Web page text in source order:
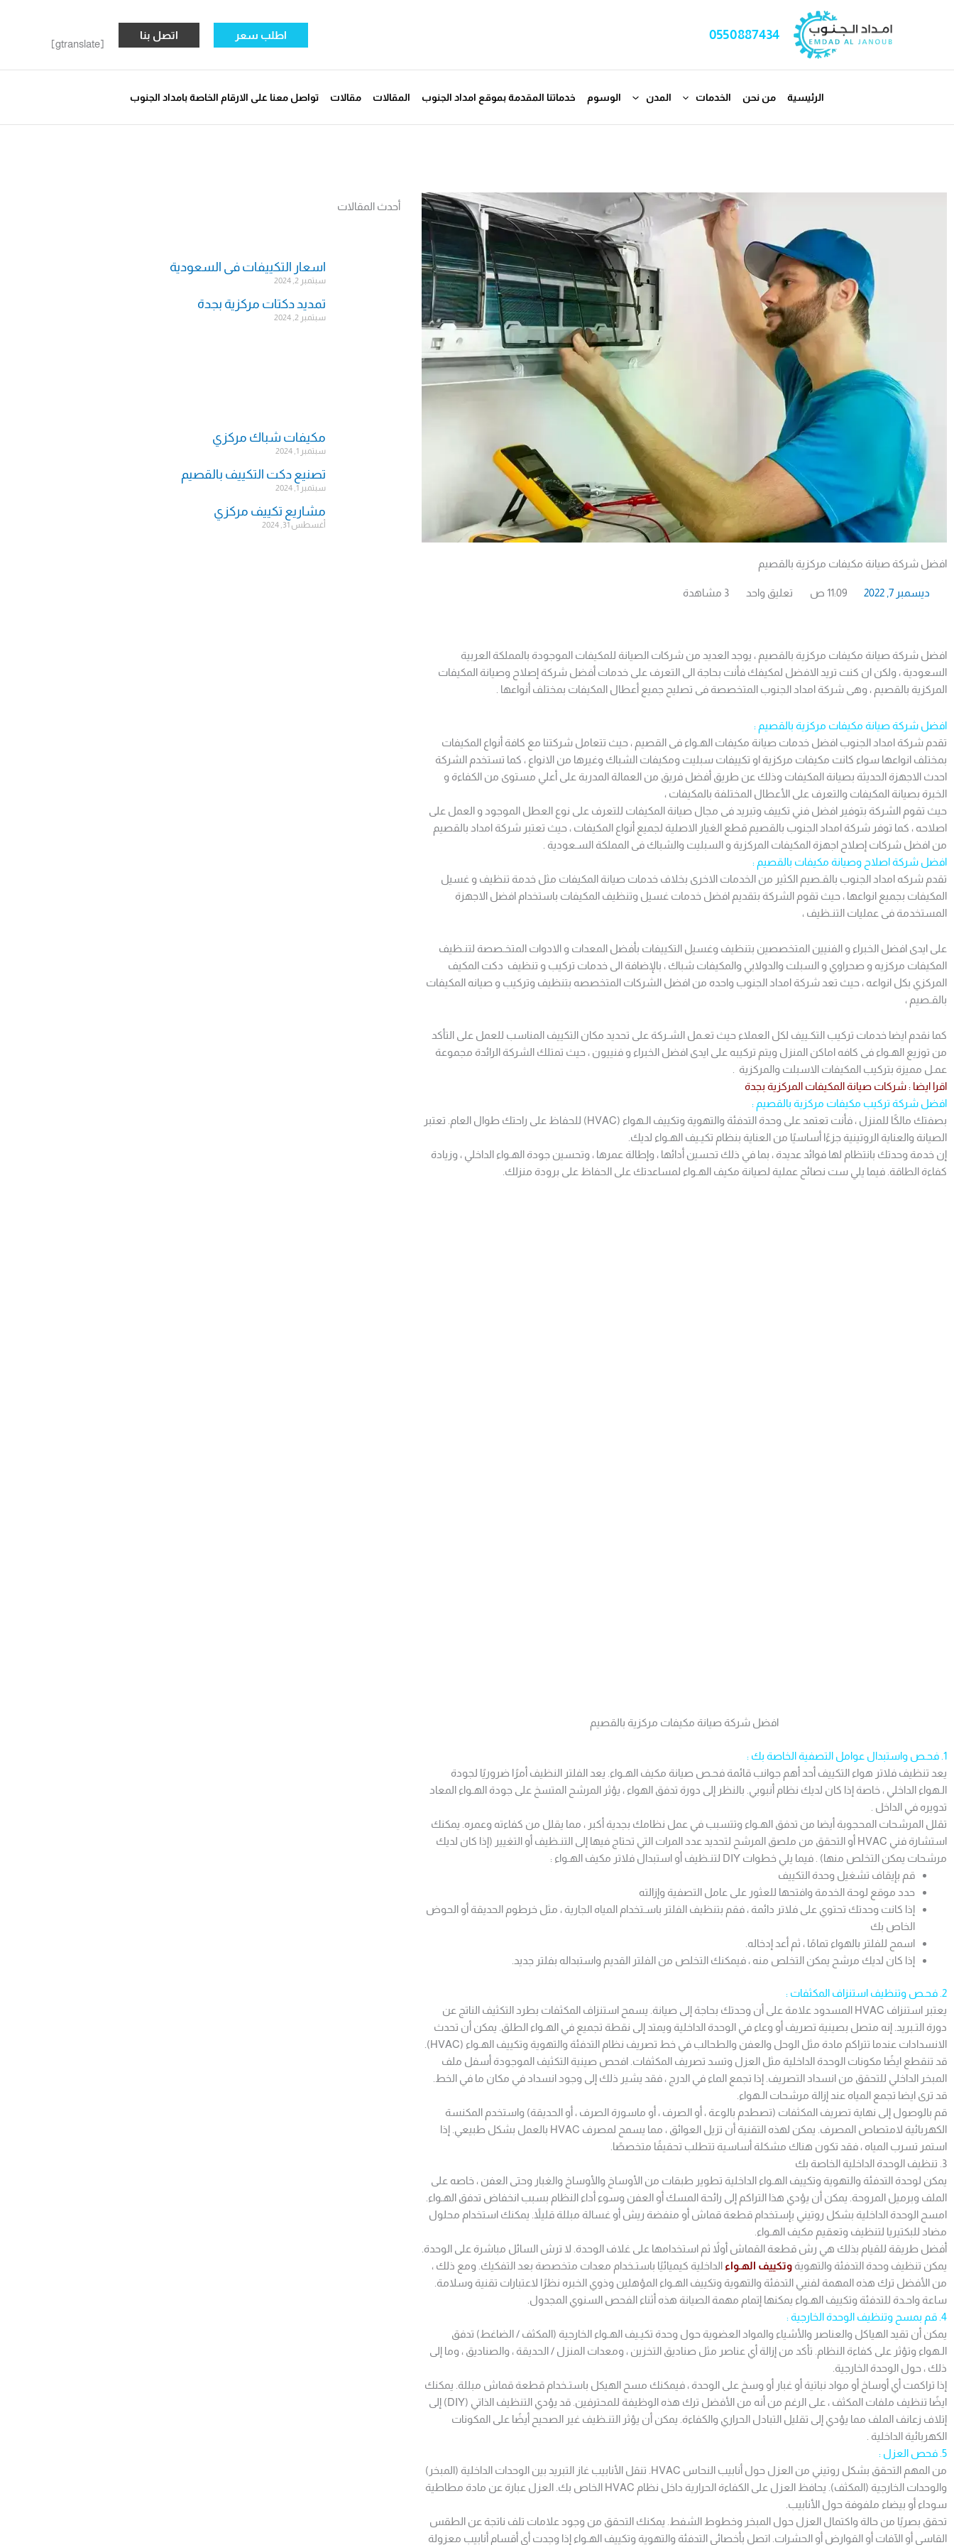
0550887434 اطلب سعر اتصل بنا
[gtranslate]
الرئيسية من نحن الخدمات المدن الوسوم خدماتنا المقدمة بموقع امداد الجنوب المقالات مقالات تواصل معنا على الارقام الخاصة بامداد الجنوب
افضل شركة صيانة مكيفات مركزية بالقصيم
ديسمبر 7, 2022 11:09 ص تعليق واحد 3 مشاهدة
افضل شركة صيانة مكيفات مركزية بالقصيم ، يوجد العديد من شركات الصيانة للمكيفات الموجودة بالمملكة العربية
السعودية ، ولكن ان كنت تريد الافضل لمكيفك فأنت بحاجة الى التعرف على خدمات أفضل شركة إصلاح وصيانة المكيفات
المركزية بالقصيم ، وهى شركة امداد الجنوب المتخصصة فى تصليح جميع أعطال المكيفات بمختلف أنواعها .
افضل شركة صيانة مكيفات مركزية بالقصيم :
تقدم شركة امداد الجنوب افضل خدمات صيانة مكيفات الهـواء فى القصيم ، حيث تتعامل شركتنا مع كافة أنواع المكيفات
بمختلف انواعها سواء كانت مكيفات مركزية او تكييفات سبليت ومكيفات الشباك وغيرها من الانواع ، كما تستخدم الشركة
احدث الاجهزة الحديثة بصيانة المكيفات وذلك عن طريق أفضل فريق من العمالة المدربة على أعلي مستوى من الكفاءة و
الخبرة بصيانة المكيفات والتعرف على الأعطال المختلفة بالمكيفات ،
حيث تقوم الشركة بتوفير افضل فني تكييف وتبريد فى مجال صيانة المكيفات للتعرف على نوع العطل الموجود و العمل على
اصلاحه ، كما توفر شركة امداد الجنوب بالقصيم قطع الغيار الاصلية لجميع أنواع المكيفات ، حيث تعتبر شركة امداد بالقصيم
من افضل شركات إصلاح اجهزة المكيفات المركزية و السبليت والشباك فى المملكة السـعودية .
افضل شركة اصلاح وصيانة مكيفات بالقصيم :
تقدم شركه امداد الجنوب بالقـصيم الكثير من الخدمات الاخرى بخلاف خدمات صيانة المكيفات مثل خدمة تنظيف و غسيل
المكيفات بجميع انواعها ، حيث تقوم الشركة بتقديم افضل خدمات غسيل وتنظيف المكيفات باستخدام افضل الاجهزة
المستخدمة فى عمليات التنـظيف ،
على ايدى افضل الخبراء و الفنيين المتخصصين بتنظيف وغسيل التكييفات بأفضل المعدات و الادوات المتخـصصة لتنـظيف
المكيفات مركزيه و صحراوي و السبلت والدولابي والمكيفات شباك ، بالإضافة الى خدمات تركيب و تنظيف دكت المكيف
المركزي بكل انواعه ، حيث تعد شركة امداد الجنوب واحده من افضل الشركات المتخصصه بتنظيف وتركيب و صيانه المكيفات
بالقـصيم ،
كما نقدم ايضا خدمات تركيب التكـييف لكل العملاء حيث تعـمل الشـركة على تحديد مكان التكييف المناسب للعمل على التأكد
من توزيع الهـواء فى كافه اماكن المنزل ويتم تركيبه على ايدى افضل الخبراء و فنييون ، حيث تمتلك الشركة الرائدة مجموعة
عمـل مميزة بتركيب المكيفات الاسبلت والمركزية .
اقرا ايضا :شركات صيانة المكيفات المركزية بجدة
افضل شركة تركيب مكيفات مركزية بالقصيم :
بصفتك مالكًا للمنزل ، فأنت تعتمد على وحدة التدفئة والتهوية وتكييف الـهواء (HVAC) للحفاظ على راحتك طوال العام. تعتبر
الصيانة والعناية الروتينية جزءًا أساسيًا من العناية بنظام تكيـيف الهـواء لديك.
إن خدمة وحدتك بانتظام لها فوائد عديدة ، بما في ذلك تحسين أدائها ، وإطالة عمرها ، وتحسين جودة الهـواء الداخلي ، وزيادة
كفاءة الطاقة. فيما يلي ست نصائح عملية لصيانة مكيف الهـواء لمساعدتك على الحفاظ على برودة منزلك.
افضل شركة صيانة مكيفات مركزية بالقصيم
1. فحـص واستبدال عوامل التصفية الخاصة بك :
يعد تنظيف فلاتر هواء التكييف أحد أهم جوانب قائمة فحـص صيانة مكيف الهـواء. يعد الفلتر النظيف أمرًا ضروريًا لجودة
الـهواء الداخلي ، خاصة إذا كان لديك نظام أنبوبي. بالنظر إلى دورة تدفق الهواء ، يؤثر المرشح المتسخ على جودة الهـواء المعاد
تدويره في الداخل .
تقلل المرشحات المحجوبة أيضا من تدفق الهـواء وتتسبب في عمل نظامك بجدية أكبر ، مما يقلل من كفاءته وعمره. يمكنك
استشارة فني HVAC أو التحقق من ملصق المرشح لتحديد عدد المرات التي تحتاج فيها إلى التنـظيف أو التغيير (إذا كان لديك
مرشحات يمكن التخلص منها) . فيما يلي خطوات DIY لتنـظيف أو استبدال فلاتر مكيف الهـواء :
قم بإيقاف تشغيل وحدة التكييف
حدد موقع لوحة الخدمة وافتحها للعثور على عامل التصفية وإزالته
إذا كانت وحدتك تحتوي على فلاتر دائمة ، فقم بتنظيف الفلتر باسـتخدام المياه الجارية ، مثل خرطوم الحديقة أو الحوض
الخاص بك
اسمح للفلتر بالهواء تمامًا ، ثم أعد إدخاله.
إذا كان لديك مرشح يمكن التخلص منه ، فيمكنك التخلص من الفلتر القديم واستبداله بفلتر جديد.
2. فحـص وتنظيف استنزاف المكثفات :
يعتبر استنزاف HVAC المسدود علامة على أن وحدتك بحاجة إلى صيانة. يسمح استنزاف المكثفات بطرد التكثيف الناتج عن
دورة التـبريد. إنه متصل بصينية تصريف أو وعاء في الوحدة الداخلية ويمتد إلى نقطة تجميع في الهـواء الطلق. يمكن أن تحدث
الانسدادات عندما تتراكم مادة مثل الوحل والعفن والطحالب في خط تصريف نظام التدفئة والتهوية وتكييف الهـواء (HVAC).
قد تنقطع ايضًا مكونات الوحدة الداخلية مثل العزل وتسد تصريف المكثفات. افحص صينية التكثيف الموجودة أسفل ملف
المبخر الداخلي للتحقق من انسداد التصريف. إذا تجمع الماء في الدرج ، فقد يشير ذلك إلى وجود انسداد في مكان ما في الخط.
قد ترى ايضا تجمع المياه عند إزالة مرشحات الـهواء.
قم بالوصول إلى نهاية تصريف المكثفات (تصطدم بالوعة ، أو الصرف ، أو ماسورة الصرف ، أو الحديقة) واستخدم المكنسة
الكهربائية لامتصاص المصرف. يمكن لهذه التقنية أن تزيل العوائق ، مما يسمح لمصرف HVAC بالعمل بشكل طبيعي. إذا
استمر تسرب المياه ، فقد تكون هناك مشكلة أساسية تتطلب تحقيقًا متخصصًا.
3. تنظيف الوحدة الداخلية الخاصة بك
يمكن لوحدة التدفئة والتهوية وتكييف الهـواء الداخلية تطوير طبقات من الأوساخ والأوساخ والغبار وحتى العفن ، خاصه على
الملف وبرميل المروحة. يمكن أن يؤدي هذا التراكم إلى رائحة المسك أو العفن وسوء أداء النظام بسبب انخفاض تدفق الهـواء.
امسح الوحدة الداخلية بشكل روتيني بإستخدام قطعة قماش أو منفضة ريش أو غسالة مبللة قليلاً. يمكنك استخدام محلول
مضاد للبكتيريا لتنظيف وتعقيم مكيف الهـواء.
أفضل طريقة للقيام بذلك هي رش قطعة القماش أولاً ثم استخدامها على غلاف الوحدة. لا ترش السائل مباشرة على الوحدة.
يمكن تنظيف وحدة التدفئة والتهوية وتكييف الهـواء الداخلية كيميائيًا باستـخدام معدات متخصصة بعد التفكيك. ومع ذلك ،
من الأفضل ترك هذه المهمة لفنيي التدفئة والتهوية وتكييف الهـواء المؤهلين وذوي الخبره نظرًا لاعتبارات تقنية وسلامة.
ساعة واحـدة للتدفئة وتكييف الهـواء يمكنها إتمام مهمة الصيانة هذه أثناء الفحص السنوي المجدول.
4. قم بمسح وتنظيف الوحدة الخارجية :
يمكن أن تقيد الهياكل والعناصر والأشياء والمواد العضوية حول وحدة تكيـيف الهـواء الخارجية (المكثف / الضاغط) تدفق
الـهواء وتؤثر على كفاءة النظام. تأكد من إزالة أي عناصر مثل صناديق التخزين ، ومعدات المنزل / الحديقة ، والصناديق ، وما إلى
ذلك ، حول الوحدة الخارجية.
إذا تراكمت أي أوساخ أو مواد نباتية أو غبار أو وسخ على الوحدة ، فيمكنك مسح الهيكل باستـخدام قطعة قماش مبللة. يمكنك
ايضًا تنظيف ملفات المكثف ، على الرغم من أنه من الأفضل ترك هذه الوظيفة للمحترفين. قد يؤدي التنظيف الذاتي (DIY) إلى
إتلاف زعانف الملف مما يؤدي إلى تقليل التبادل الحراري والكفاءة. يمكن أن يؤثر التنـظيف غير الصحيح أيضًا على المكونات
الكهربائية الداخلية .
5. فحص العزل :
من المهم التحقق بشكل روتيني من العزل حول أنابيب النحاس HVAC. تنقل الأنابيب غاز التبريد بين الوحدات الداخلية (المبخر)
والوحدات الخارجية (المكثف). يحافظ العزل على الكفاءة الحرارية داخل نظام HVAC الخاص بك. العزل عبارة عن مادة مطاطية
سوداء أو بيضاء ملفوفة حول الأنابيب.
تحقق بصريًا من حالة واكتمال العزل حول المبخر وخطوط الشفط. يمكنك التحقق من وجود علامات تلف ناتجة عن الطقس
القاسي أو الآفات أو القوارض أو الحشرات. اتصل بأخصائي التدفئة والتهوية وتكييف الهـواء إذا وجدت أي أقسام أنابيب معزولة
أحدث المقالات
اسعار التكييفات فى السعودية
سبتمبر 2, 2024
تمديد دكتات مركزية بجدة
سبتمبر 2, 2024
مكيفات شباك مركزي
سبتمبر 1, 2024
تصنيع دكت التكييف بالقصيم
سبتمبر 1, 2024
مشاريع تكييف مركزي
أغسطس 31, 2024